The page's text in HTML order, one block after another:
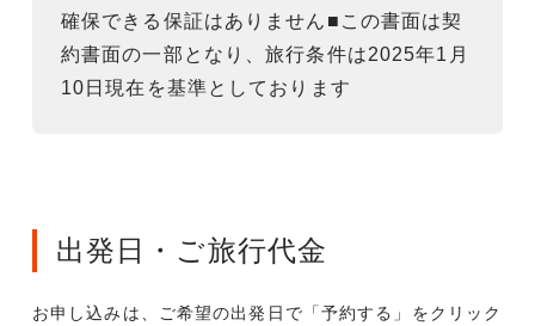
確保できる保証はありません■この書面は契
約書面の一部となり、旅行条件は2025年1月
10日現在を基準としております
出発日・ご旅行代金
お申し込みは、ご希望の出発日で「予約する」をクリック